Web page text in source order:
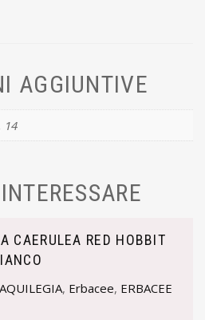
AGGIUNTIVE
14
CAERULEA RED HOBBIT
AQUILEGIA, Erbacee, ERBACEE